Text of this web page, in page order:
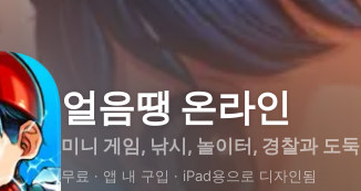
얼음땡 온라인
미니 게임, 낚시, 놀이터, 경찰과 도둑
무료 · 앱 내 구입 · iPad⁠용으로 디자인됨